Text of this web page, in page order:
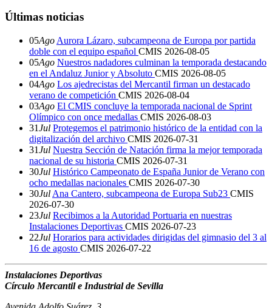
Últimas noticias
05Ago Aurora Lázaro, subcampeona de Europa por partida
doble con el equipo español CMIS 2026-08-05
05Ago Nuestros nadadores culminan la temporada destacando
en el Andaluz Junior y Absoluto CMIS 2026-08-05
04Ago Los ajedrecistas del Mercantil firman un destacado
verano de competición CMIS 2026-08-04
03Ago El CMIS concluye la temporada nacional de Sprint
Olímpico con once medallas CMIS 2026-08-03
31Jul Protegemos el patrimonio histórico de la entidad con la
digitalización del archivo CMIS 2026-07-31
31Jul Nuestra Sección de Natación firma la mejor temporada
nacional de su historia CMIS 2026-07-31
30Jul Histórico Campeonato de España Junior de Verano con
ocho medallas nacionales CMIS 2026-07-30
30Jul Ana Cantero, subcampeona de Europa Sub23 CMIS
2026-07-30
23Jul Recibimos a la Autoridad Portuaria en nuestras
Instalaciones Deportivas CMIS 2026-07-23
22Jul Horarios para actividades dirigidas del gimnasio del 3 al
16 de agosto CMIS 2026-07-22
Instalaciones Deportivas
Círculo Mercantil e Industrial de Sevilla